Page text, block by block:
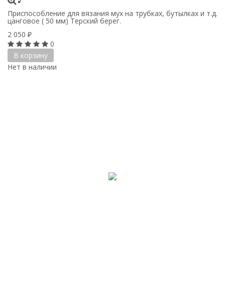
Приспособление для вязания мух на трубках, бутылках и т.д.
цанговое ( 50 мм) Терский берег.
2 050 ₽
0
В корзину
Нет в наличии